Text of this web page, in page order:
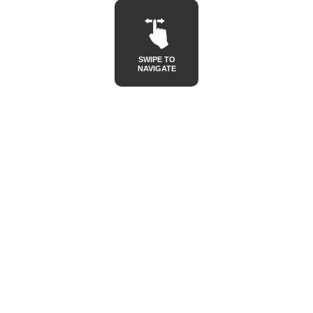
SWIPE TO
NAVIGATE